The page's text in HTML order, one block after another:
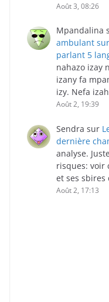
Août 3, 08:26
Mpandalina
ambulant
parlant 5
nahazo izay
izany fa
izy. Nefa
Août 2, 19:39
Sendra sur
dernière
analyse.
risques: voir
et ses
Août 2, 17:13